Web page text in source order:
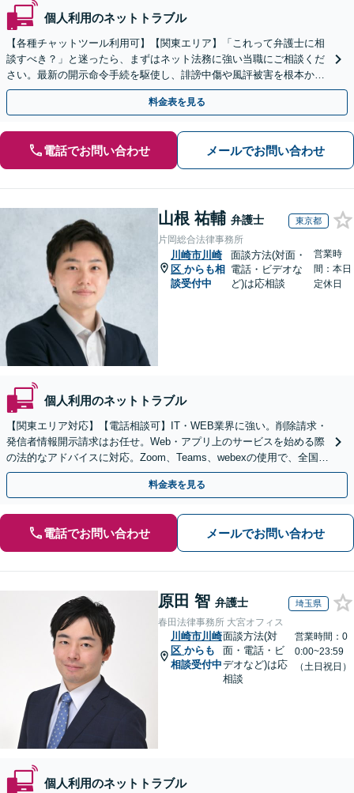
個人利用のネットトラブル
【各種チャットツール利用可】【関東エリア】「これって弁護士に相
談すべき？」と迷ったら、まずはネット法務に強い当職にご相談くだ
さい。最新の開示命令手続を駆使し、誹謗中傷や風評被害を根本から
解決します。最終的な終結を見据えて適切に対応します。
料金表を見る
電話でお問い合わせ メールでお問い合わせ
山根 祐輔 弁護士 東京都
片岡総合法律事務所
川崎市川崎
区 からも相
談受付中
面談方法(対面・
電話・ビデオな
ど)は応相談
営業時
間：本日
定休日
個人利用のネットトラブル
【関東エリア対応】【電話相談可】IT・WEB業界に強い。削除請求・
発信者情報開示請求はお任せ。Web・アプリ上のサービスを始める際
の法的なアドバイスに対応。Zoom、Teams、webexの使用で、全国か
らのご相談にも対応【平日夜間面談可】
料金表を見る
電話でお問い合わせ メールでお問い合わせ
原田 智 弁護士 埼玉県
春田法律事務所 大宮オフィス
川崎市川崎
区 からも
相談受付中
面談方法(対
面・電話・ビ
デオなど)は応
相談
営業時間：0
0:00~23:59
（土日祝日）
個人利用のネットトラブル